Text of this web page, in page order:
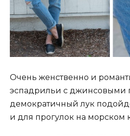
Очень женственно и
эспадрильи с джинсовыми
демократичный лук
и для прогулок на морском